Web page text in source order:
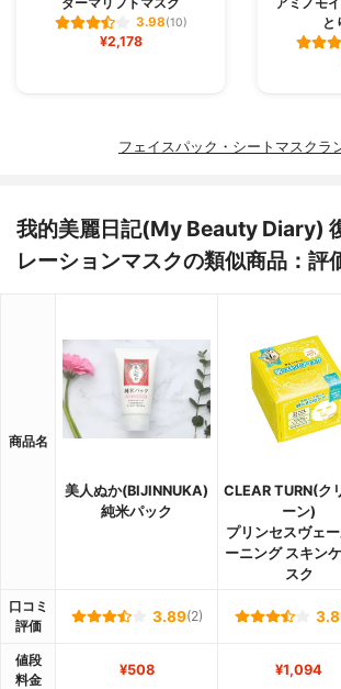
3.98(10)
¥2,178
と
フェイスパック・シートマスクラ
我的美麗日記(My Beauty Diary)
レーションマスクの類似商品：評
商品名
美人ぬか(BIJINNUKA)
純米パック
CLEAR TURN(ク
ーン)
プリンセスヴェ
ーニング スキン
スク
口コミ
評価
3.89(2)
値段
料金
¥508 ¥1,094